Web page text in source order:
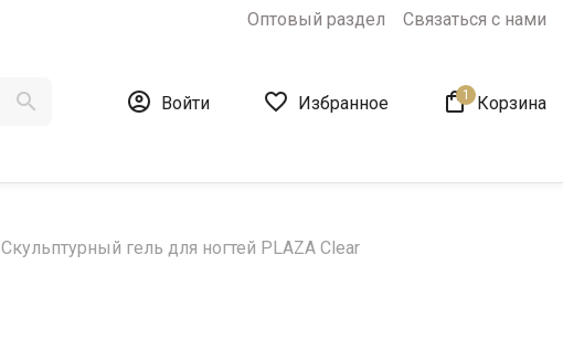
Оптовый раздел Связаться с нами
  Войти  Избранное  Корзина
1
Скульптурный гель для ногтей PLAZA Clear